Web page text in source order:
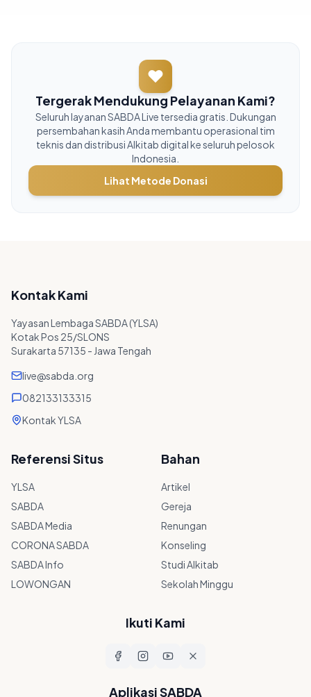
Tergerak Mendukung Pelayanan Kami?
Seluruh layanan SABDA Live tersedia gratis. Dukungan
persembahan kasih Anda membantu operasional tim
teknis dan distribusi Alkitab digital ke seluruh pelosok
Indonesia.
Lihat Metode Donasi
Kontak Kami
Yayasan Lembaga SABDA (YLSA)
Kotak Pos 25/SLONS
Surakarta 57135 - Jawa Tengah
live@sabda.org
082133133315
Kontak YLSA
Referensi Situs
YLSA
SABDA
SABDA Media
CORONA SABDA
SABDA Info
LOWONGAN
Bahan
Artikel
Gereja
Renungan
Konseling
Studi Alkitab
Sekolah Minggu
Ikuti Kami
Aplikasi SABDA